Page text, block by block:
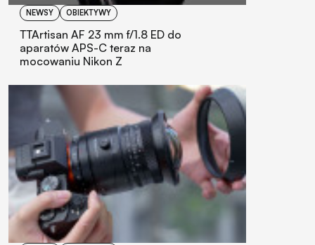
NEWSY OBIEKTYWY
TTArtisan AF 23 mm f/1.8 ED do
aparatów APS-C teraz na
mocowaniu Nikon Z